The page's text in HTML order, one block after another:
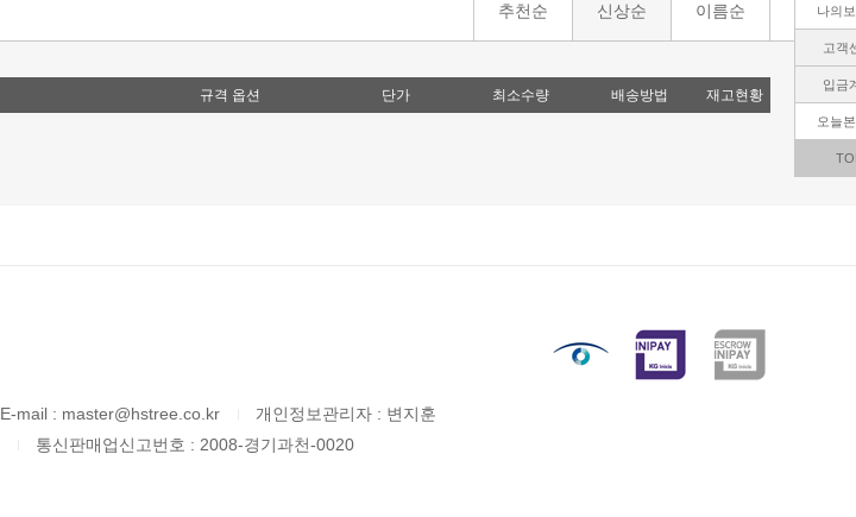
나의
고객
입금
오늘
추천순 신상순 이름순
규격 옵션 단가 최소수량 배송방법 재고현황
E-mail : master@hstree.co.kr
개인정보관리자 : 변지훈
통신판매업신고번호 : 2008-경기과천-0020